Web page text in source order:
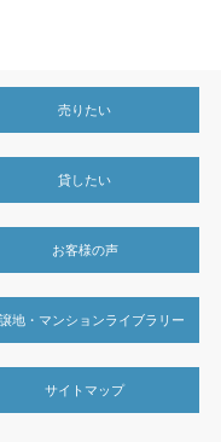
売りたい
貸したい
お客様の声
地・マンションライブラリー
サイトマップ